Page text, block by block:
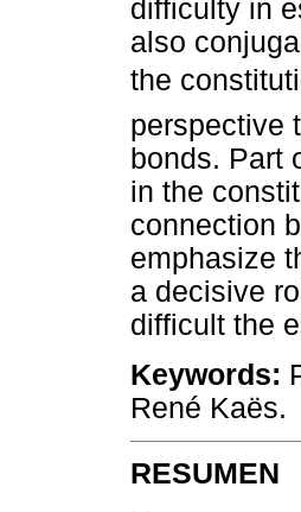
difficulty in
also
the
perspective
bonds. Part
in the
connection
emphasize
a decisive
difficult the
Keywords:
René Kaës.
RESUMEN